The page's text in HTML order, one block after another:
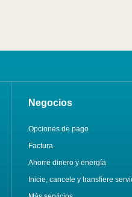
Negocios
Opciones de pago
Factura
Ahorre dinero y energía
Inicie, cancele y transfiere